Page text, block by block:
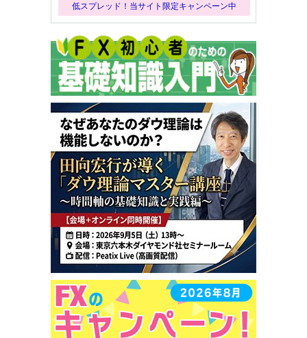
低スプレッド！当サイト限定キャンペーン中